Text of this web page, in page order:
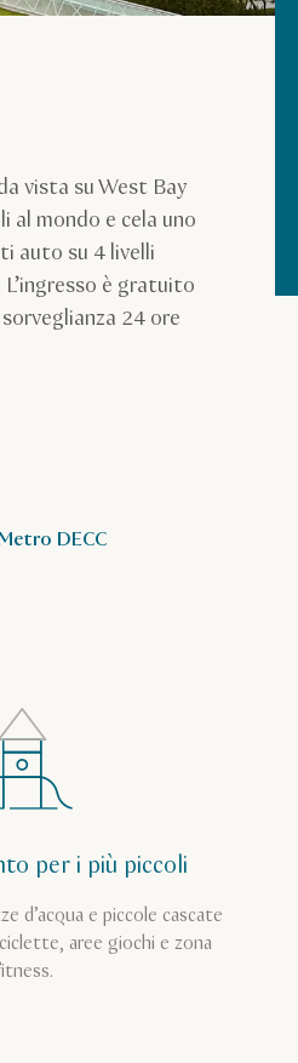
vista su West Bay
al mondo e cela uno
auto su 4 livelli
è gratuito
24 ore
DECC
per i più piccoli
d’acqua e piccole cascate
aree giochi e zona